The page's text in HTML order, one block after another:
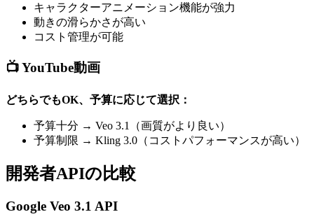
キャラクターアニメーション機能が強力
動きの滑らかさが高い
コスト管理が可能
📺 YouTube動画
どちらでもOK、予算に応じて選択：
予算十分 → Veo 3.1（画質がより良い）
予算制限 → Kling 3.0（コストパフォーマンスが高い）
開発者APIの比較
Google Veo 3.1 API